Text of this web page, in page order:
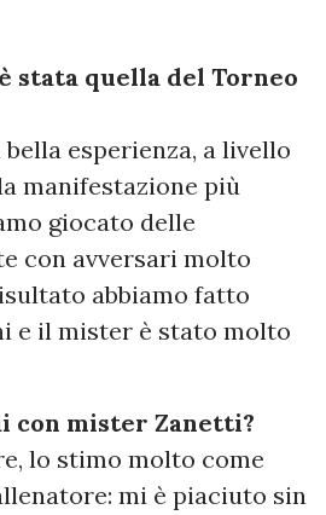
stata quella del Torneo
esperienza, a livello
manifestazione più
giocato delle
con avversari molto
abbiamo fatto
e il mister è stato molto
con mister Zanetti?
lo stimo molto come
mi è piaciuto sin